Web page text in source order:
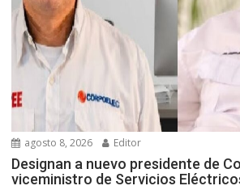
agosto 8, 2026 Editor
Designan a nuevo presidente de
viceministro de Servicios